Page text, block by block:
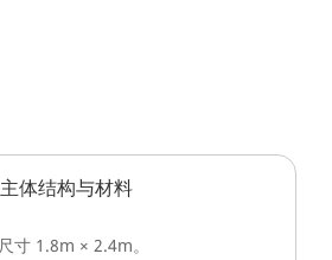
主体结构与材料
寸 1.8m × 2.4m。